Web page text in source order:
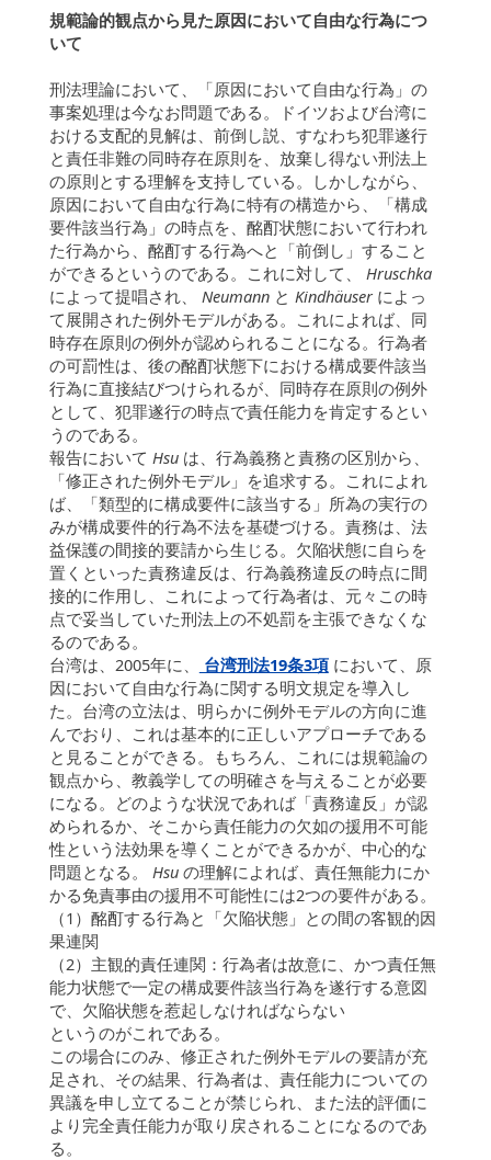
規範論的観点から見た原因において自由な行為につ
いて
刑法理論において、「原因において自由な行為」の
事案処理は今なお問題である。ドイツおよび台湾に
おける支配的見解は、前倒し説、すなわち犯罪遂行
と責任非難の同時存在原則を、放棄し得ない刑法上
の原則とする理解を支持している。しかしながら、
原因において自由な行為に特有の構造から、「構成
要件該当行為」の時点を、酩酊状態において行われ
た行為から、酩酊する行為へと「前倒し」すること
ができるというのである。これに対して、 Hruschka
によって提唱され、
Neumannと Kindhäuserによっ
て展開された例外モデルがある。これによれば、同
時存在原則の例外が認められることになる。行為者
の可罰性は、後の酩酊状態下における構成要件該当
行為に直接結びつけられるが、同時存在原則の例外
として、犯罪遂行の時点で責任能力を肯定するとい
うのである。
報告において Hsuは、行為義務と責務の区別から、
「修正された例外モデル」を追求する。これによれ
ば、「類型的に構成要件に該当する」所為の実行の
みが構成要件的行為不法を基礎づける。責務は、法
益保護の間接的要請から生じる。欠陥状態に自らを
置くといった責務違反は、行為義務違反の時点に間
接的に作用し、これによって行為者は、元々この時
点で妥当していた刑法上の不処罰を主張できなくな
るのである。
台湾は、2005年に、
台湾刑法19条3項において、原
因において自由な行為に関する明文規定を導入し
た。台湾の立法は、明らかに例外モデルの方向に進
んでおり、これは基本的に正しいアプローチである
と見ることができる。もちろん、これには規範論の
観点から、教義学しての明確さを与えることが必要
になる。どのような状況であれば「責務違反」が認
められるか、そこから責任能力の欠如の援用不可能
性という法効果を導くことができるかが、中心的な
問題となる。
Hsuの理解によれば、責任無能力にか
かる免責事由の援用不可能性には2つの要件がある。
（1）酩酊する行為と「欠陥状態」との間の客観的因
果連関
（2）主観的責任連関：行為者は故意に、かつ責任無
能力状態で一定の構成要件該当行為を遂行する意図
で、欠陥状態を惹起しなければならない
というのがこれである。
この場合にのみ、修正された例外モデルの要請が充
足され、その結果、行為者は、責任能力についての
異議を申し立てることが禁じられ、また法的評価に
より完全責任能力が取り戻されることになるのであ
る。